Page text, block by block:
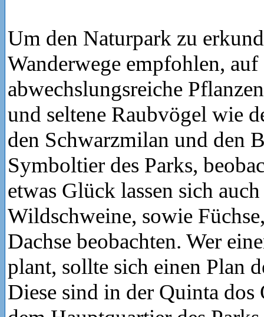
Um den Naturpark zu
Wanderwege empfohlen,
abwechslungsreiche
und seltene Raubvögel wie
den Schwarzmilan und den
Symboltier des Parks,
etwas Glück lassen sich
Wildschweine, sowie
Dachse beobachten. Wer
plant, sollte sich einen Plan
Diese sind in der Quinta